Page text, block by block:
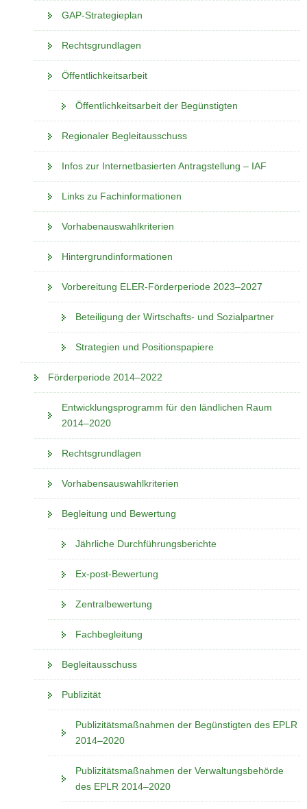
GAP-Strategieplan
Rechtsgrundlagen
Öffentlichkeitsarbeit
Öffentlichkeitsarbeit der Begünstigten
Regionaler Begleitausschuss
Infos zur Internetbasierten Antragstellung – IAF
Links zu Fachinformationen
Vorhabenauswahlkriterien
Hintergrundinformationen
Vorbereitung ELER-Förderperiode 2023–2027
Beteiligung der Wirtschafts- und Sozialpartner
Strategien und Positionspapiere
Förderperiode 2014–2022
Entwicklungsprogramm für den ländlichen Raum
2014–2020
Rechtsgrundlagen
Vorhabensauswahlkriterien
Begleitung und Bewertung
Jährliche Durchführungsberichte
Ex-post-Bewertung
Zentralbewertung
Fachbegleitung
Begleitausschuss
Publizität
Publizitätsmaßnahmen der Begünstigten des EPLR
2014–2020
Publizitätsmaßnahmen der Verwaltungsbehörde
des EPLR 2014–2020